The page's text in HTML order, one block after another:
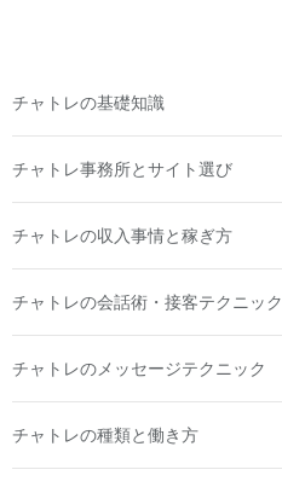
チャトレの基礎知識
チャトレ事務所とサイト選び
チャトレの収入事情と稼ぎ方
チャトレの会話術・接客テクニック
チャトレのメッセージテクニック
チャトレの種類と働き方